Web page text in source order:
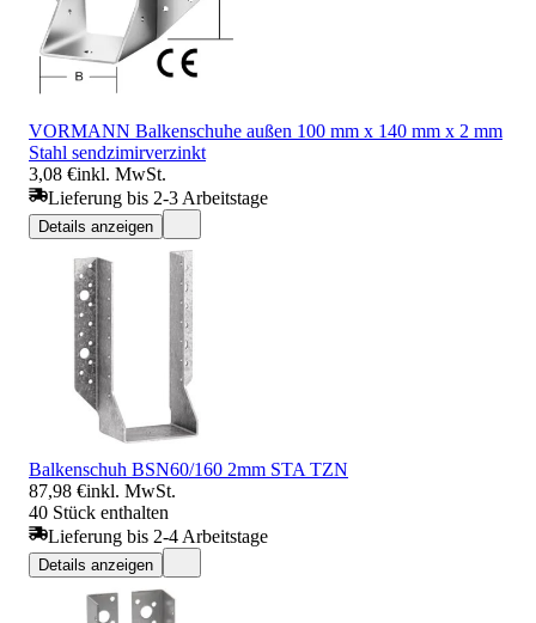
VORMANN Balkenschuhe außen 100 mm x 140 mm x 2 mm
Stahl sendzimirverzinkt
3,08 €inkl. MwSt.
Lieferung bis 2-3 Arbeitstage
Details anzeigen
Balkenschuh BSN60/160 2mm STA TZN
87,98 €inkl. MwSt.
40 Stück enthalten
Lieferung bis 2-4 Arbeitstage
Details anzeigen